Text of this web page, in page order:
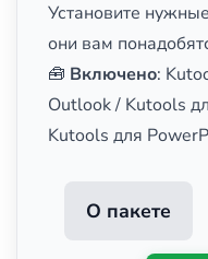
Установите
они вам
🧰 Включено:
Outlook / Kutools
Kutools для
О пакете